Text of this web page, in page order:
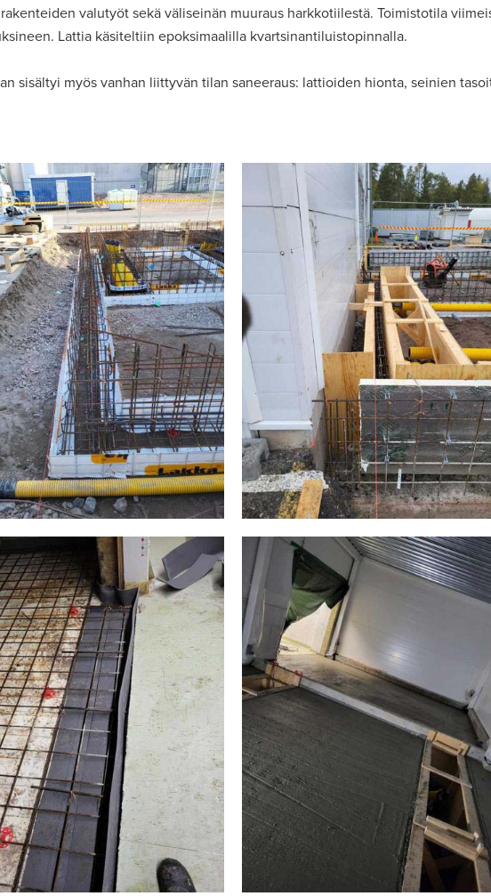
valutyöt sekä väliseinän muuraus harkkotiilestä. Toimistotila
Lattia käsiteltiin epoksimaalilla kvartsinantiluistopinnalla.
sisältyi myös vanhan liittyvän tilan saneeraus: lattioiden hionta, seinien